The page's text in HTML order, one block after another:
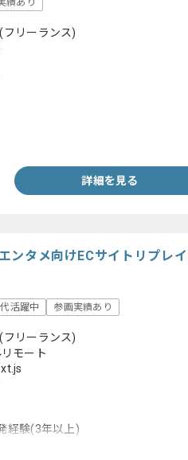
績あり
(フリーランス)
詳細を見る
ンタメ向けECサイトリプレ
活躍中 参画実績あり
(フリーランス)
モート
経験(3年以上)